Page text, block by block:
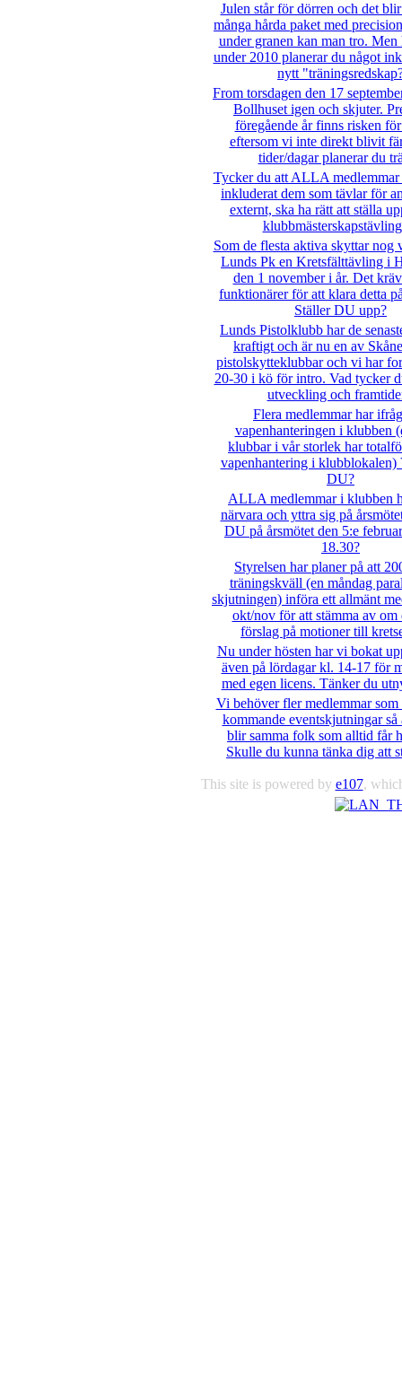
Julen står för dörren och det
många hårda paket med
under granen kan man tro.
under 2010 planerar du något
nytt
From torsdagen den 17
Bollhuset igen och skjuter.
föregående år finns risken
eftersom vi inte direkt blivit
tider/dagar planerar du
Tycker du att ALLA
inkluderat dem som tävlar för
externt, ska ha rätt att ställa
Som de flesta aktiva skyttar nog
Lunds Pk en Kretsfälttävling i
den 1 november i år. Det
funktionärer för att klara detta
Ställer DU upp?
Lunds Pistolklubb har de
kraftigt och är nu en av
pistolskytteklubbar och vi har
20-30 i kö för intro. Vad tycker
utveckling och
Flera medlemmar har
vapenhanteringen i klubben
klubbar i vår storlek har
vapenhantering i klubblokalen)
DU?
ALLA medlemmar i klubben
närvara och yttra sig på
DU på årsmötet den 5:e
18.30?
Styrelsen har planer på att
träningskväll (en måndag
skjutningen) införa ett allmänt
okt/nov för att stämma av om
förslag på motioner till
Nu under hösten har vi bokat
även på lördagar kl. 14-17 för
med egen licens. Tänker du
Vi behöver fler medlemmar som
kommande eventskjutningar så
blir samma folk som alltid får
Skulle du kunna tänka dig att
This site is powered by e107,